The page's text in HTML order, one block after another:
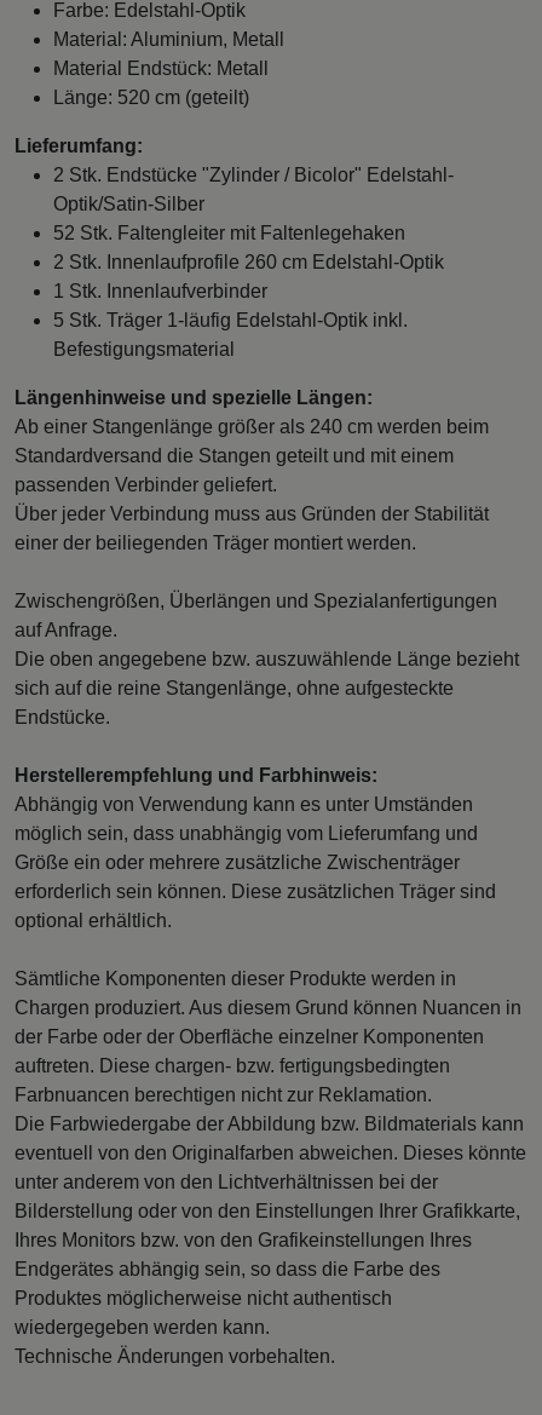
Farbe: Edelstahl-Optik
Material: Aluminium, Metall
Material Endstück: Metall
Länge: 520 cm (geteilt)
Lieferumfang:
2 Stk. Endstücke "Zylinder / Bicolor" Edelstahl-
Optik/Satin-Silber
52 Stk. Faltengleiter mit Faltenlegehaken
2 Stk. Innenlaufprofile 260 cm Edelstahl-Optik
1 Stk. Innenlaufverbinder
5 Stk. Träger 1-läufig Edelstahl-Optik inkl.
Befestigungsmaterial
Längenhinweise und spezielle Längen:
Ab einer Stangenlänge größer als 240 cm werden beim
Standardversand die Stangen geteilt und mit einem
passenden Verbinder geliefert.
Über jeder Verbindung muss aus Gründen der Stabilität
einer der beiliegenden Träger montiert werden.
Zwischengrößen, Überlängen und Spezialanfertigungen
auf Anfrage.
Die oben angegebene bzw. auszuwählende Länge bezieht
sich auf die reine Stangenlänge, ohne aufgesteckte
Endstücke.
Herstellerempfehlung und Farbhinweis:
Abhängig von Verwendung kann es unter Umständen
möglich sein, dass unabhängig vom Lieferumfang und
Größe ein oder mehrere zusätzliche Zwischenträger
erforderlich sein können. Diese zusätzlichen Träger sind
optional erhältlich.
Sämtliche Komponenten dieser Produkte werden in
Chargen produziert. Aus diesem Grund können Nuancen in
der Farbe oder der Oberfläche einzelner Komponenten
auftreten. Diese chargen- bzw. fertigungsbedingten
Farbnuancen berechtigen nicht zur Reklamation.
Die Farbwiedergabe der Abbildung bzw. Bildmaterials kann
eventuell von den Originalfarben abweichen. Dieses könnte
unter anderem von den Lichtverhältnissen bei der
Bilderstellung oder von den Einstellungen Ihrer Grafikkarte,
Ihres Monitors bzw. von den Grafikeinstellungen Ihres
Endgerätes abhängig sein, so dass die Farbe des
Produktes möglicherweise nicht authentisch
wiedergegeben werden kann.
Technische Änderungen vorbehalten.